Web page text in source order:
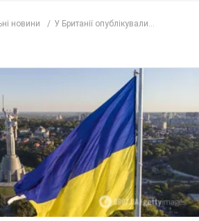
версія гімну України та
імперія: про це не
перший куплет та приспів пісні
– 53: що
дітей секс-
вигляд вони